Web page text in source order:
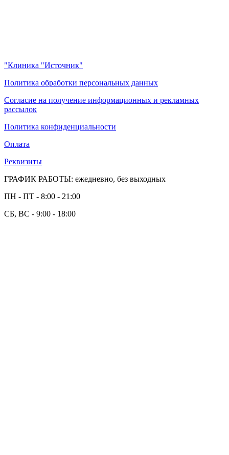
"Клиника "Источник"
Политика обработки персональных данных
Согласие на получение информационных и рекламных
рассылок
Политика конфиденциальности
Оплата
Реквизиты
ГРАФИК РАБОТЫ: ежедневно, без выходных
ПН - ПТ - 8:00 - 21:00
СБ, ВС - 9:00 - 18:00